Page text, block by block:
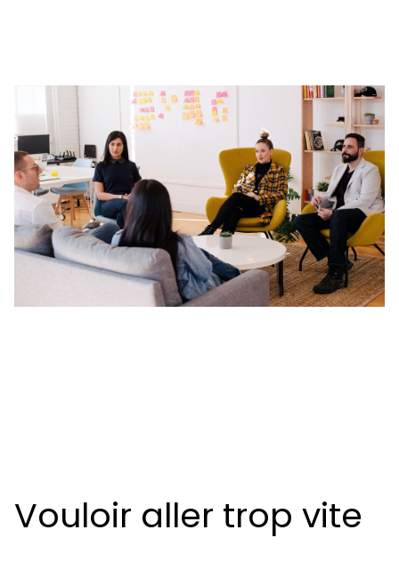
Vouloir aller trop vite